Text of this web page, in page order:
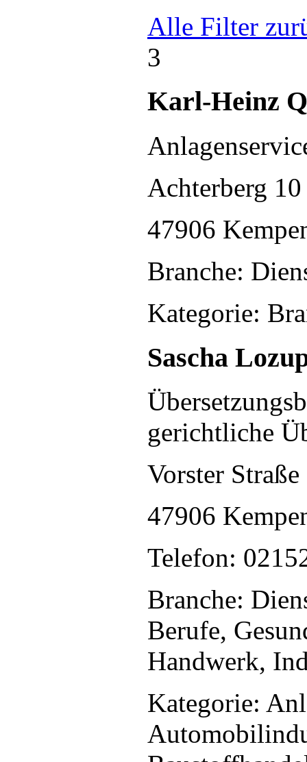
Alle Filter
3
Karl-Heinz
Achterberg 10
47906
Branche:
Kategorie:
Sascha
gerichtliche
Vorster
47906
Telefon:
Branche:
Berufe,
Handwerk,
Kategorie: